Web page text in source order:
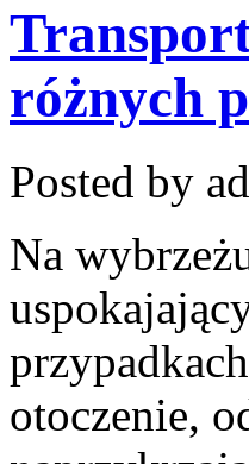
różnych
Posted by
Na
otoczenie,